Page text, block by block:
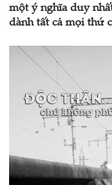
một ý nghĩa duy
dành tất cả mọi thứ